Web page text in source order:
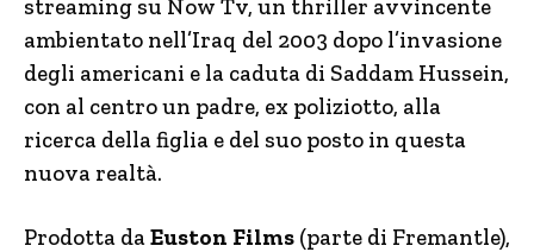
streaming su Now Tv, un thriller avvincente
ambientato nell’Iraq del 2003 dopo l’invasione
degli americani e la caduta di Saddam Hussein,
con al centro un padre, ex poliziotto, alla
ricerca della figlia e del suo posto in questa
nuova realtà.
Prodotta daEuston Films (parte di Fremantle),